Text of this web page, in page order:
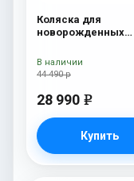
Коляска для
новорожденных
44 490 р
28 990 e
Купить
В наличии